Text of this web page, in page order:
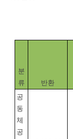
분
류
반환
공
동
체
공